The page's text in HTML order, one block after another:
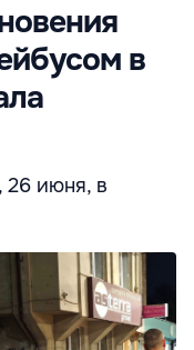
в
26 июня, в